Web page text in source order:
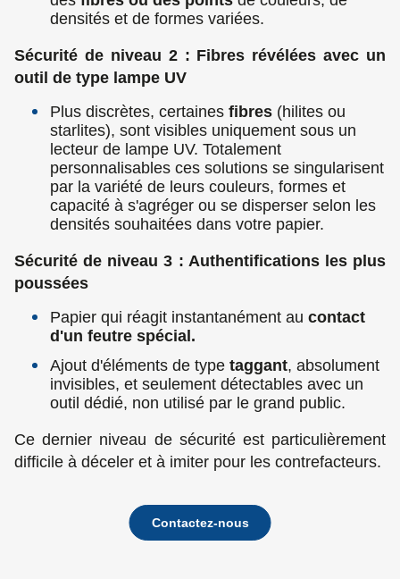
densités et de formes variées.
Sécurité de niveau 2 : Fibres révélées avec un
outil de type lampe UV
Plus discrètes, certaines fibres (hilites ou
starlites), sont visibles uniquement sous un
lecteur de lampe UV. Totalement
personnalisables ces solutions se singularisent
par la variété de leurs couleurs, formes et
capacité à s'agréger ou se disperser selon les
densités souhaitées dans votre papier.
Sécurité de niveau 3 : Authentifications les plus
poussées
Papier qui réagit instantanément au contact
d'un feutre spécial.
Ajout d'éléments de type taggant, absolument
invisibles, et seulement détectables avec un
outil dédié, non utilisé par le grand public.
Ce dernier niveau de sécurité est particulièrement
difficile à déceler et à imiter pour les contrefacteurs.
Contactez-nous